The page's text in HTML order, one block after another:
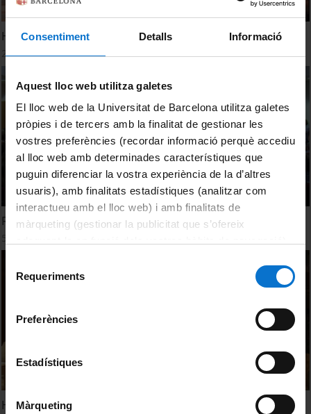
Consentiment Detalls Informació
Aquest lloc web utilitza galetes
El lloc web de la Universitat de Barcelona utilitza galetes
pròpies i de tercers amb la finalitat de gestionar les
vostres preferències (recordar informació perquè accediu
al lloc web amb determinades característiques que
puguin diferenciar la vostra experiència de la d’altres
usuaris), amb finalitats estadístiques (analitzar com
interactueu amb el lloc web) i amb finalitats de
màrqueting (gestionar la publicitat que s’ofereix
consultar laPolítica de galetes del lloc web de la
Requeriments
Preferències
Estadístiques
Màrqueting
Homenatge In Memoriam. Carmina Virgili
23 Febrero, 2015
Resum de l'acte homenatge Xavier Triadó Subirana
Homenaje a Ramón Carnicer